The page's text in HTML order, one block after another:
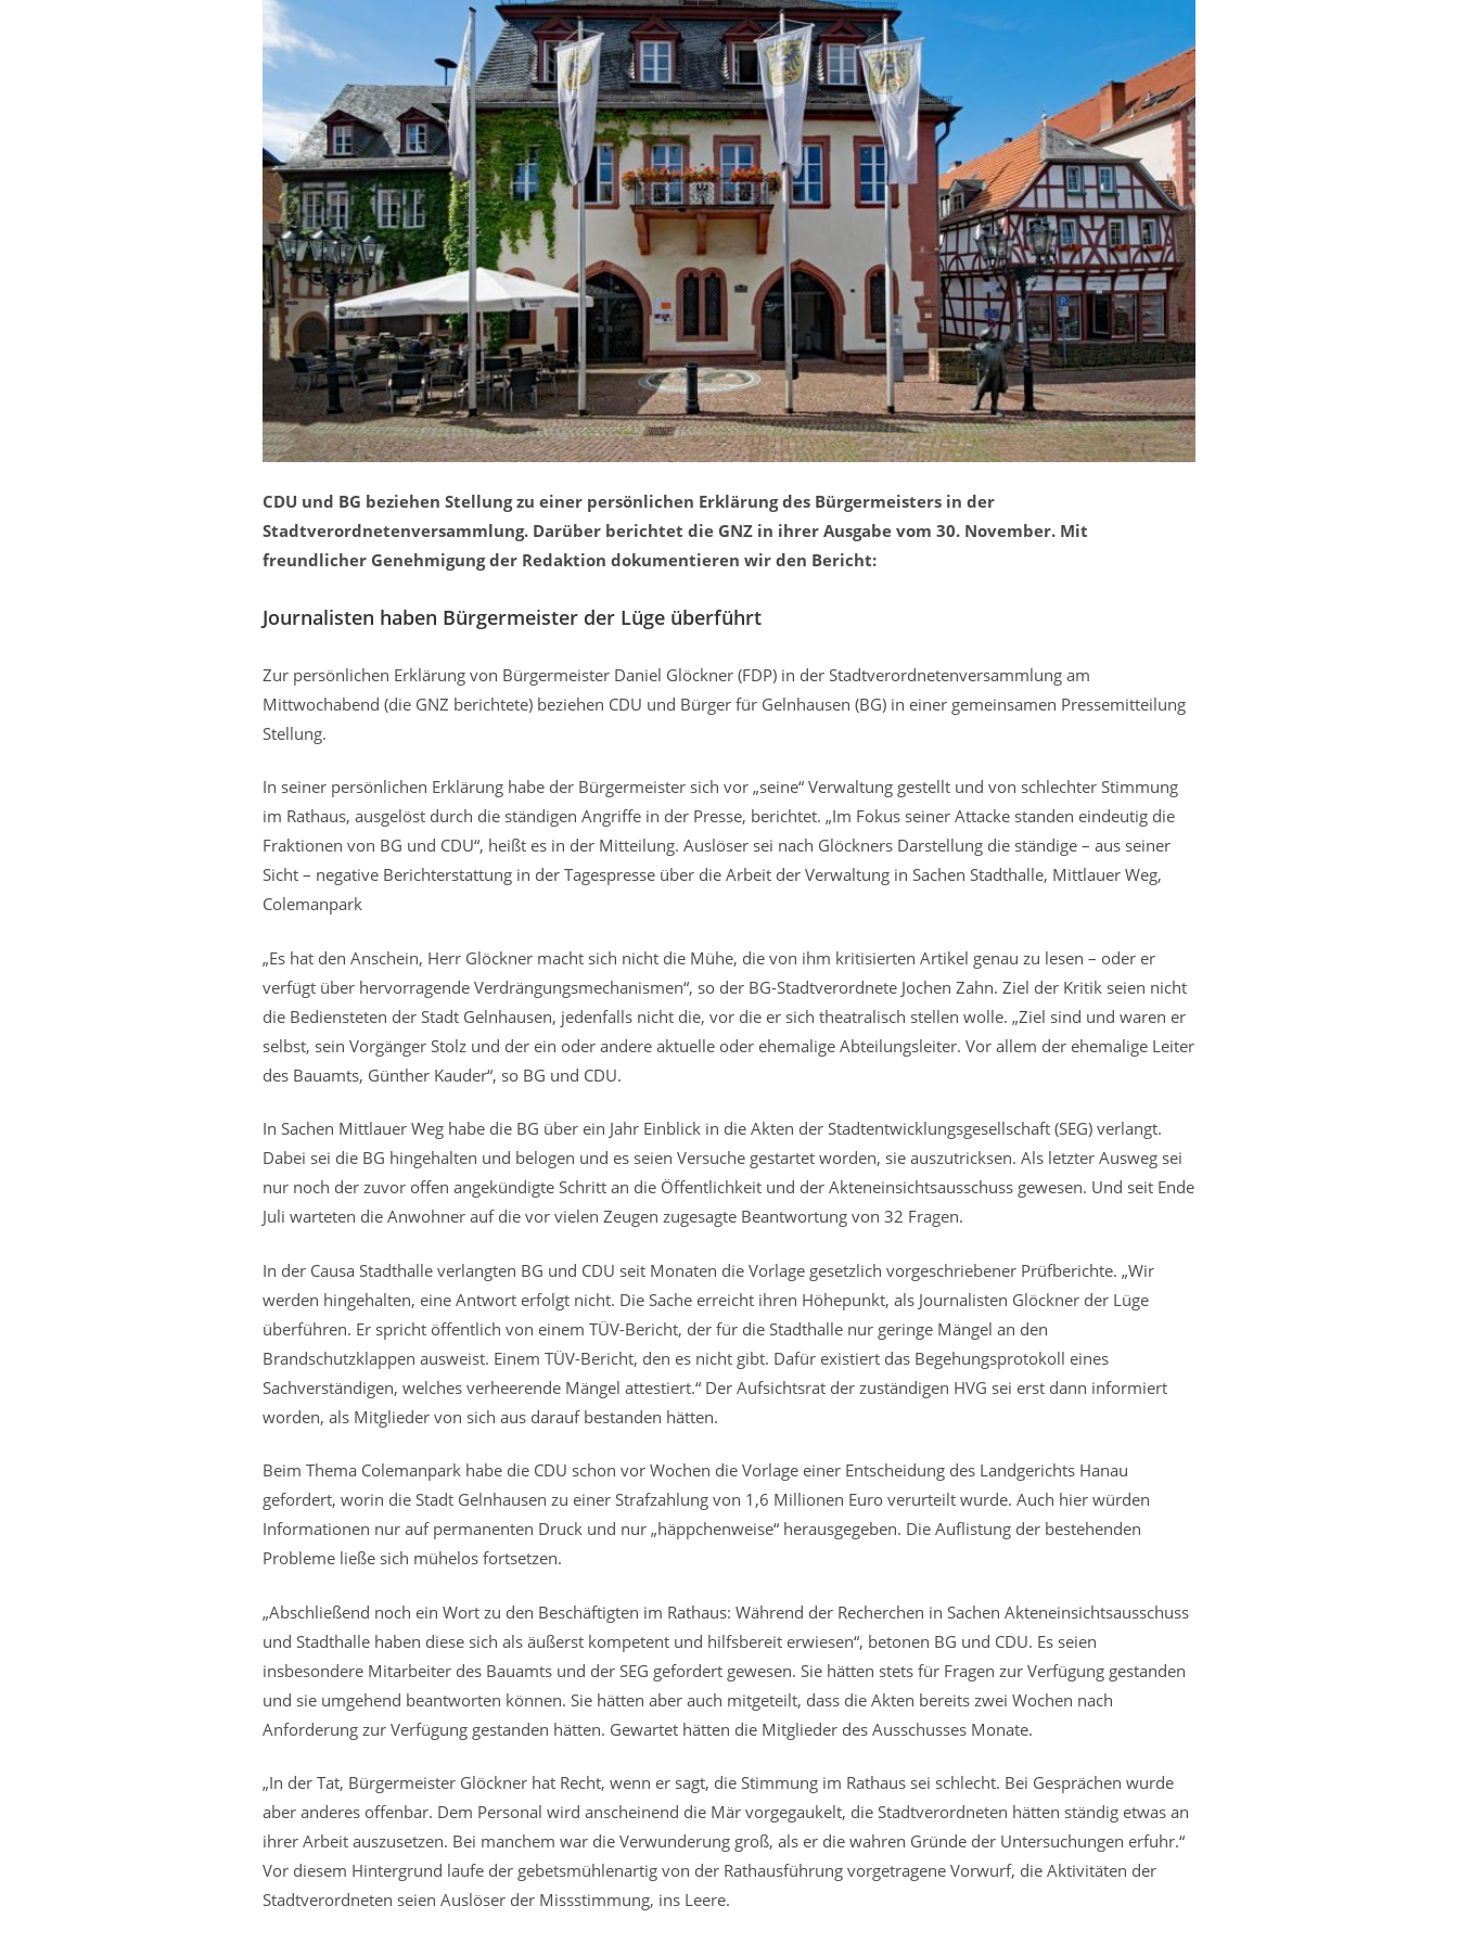
CDU und BG beziehen Stellung zu einer persönlichen Erklärung des Bürgermeisters in der
Stadtverordnetenversammlung. Darüber berichtet die GNZ in ihrer Ausgabe vom 30. November. Mit
freundlicher Genehmigung der Redaktion dokumentieren wir den Bericht:
Journalisten haben Bürgermeister der Lüge überführt
Zur persönlichen Erklärung von Bürgermeister Daniel Glöckner (FDP) in der Stadtverordnetenversammlung am
Mittwochabend (die GNZ berichtete) beziehen CDU und Bürger für Gelnhausen (BG) in einer gemeinsamen Pressemitteilung
Stellung.
In seiner persönlichen Erklärung habe der Bürgermeister sich vor „seine“ Verwaltung gestellt und von schlechter Stimmung
im Rathaus, ausgelöst durch die ständigen Angriffe in der Presse, berichtet. „Im Fokus seiner Attacke standen eindeutig die
Fraktionen von BG und CDU“, heißt es in der Mitteilung. Auslöser sei nach Glöckners Darstellung die ständige – aus seiner
Sicht – negative Berichterstattung in der Tagespresse über die Arbeit der Verwaltung in Sachen Stadthalle, Mittlauer Weg,
Colemanpark
„Es hat den Anschein, Herr Glöckner macht sich nicht die Mühe, die von ihm kritisierten Artikel genau zu lesen – oder er
verfügt über hervorragende Verdrängungsmechanismen“, so der BG-Stadtverordnete Jochen Zahn. Ziel der Kritik seien nicht
die Bediensteten der Stadt Gelnhausen, jedenfalls nicht die, vor die er sich theatralisch stellen wolle. „Ziel sind und waren er
selbst, sein Vorgänger Stolz und der ein oder andere aktuelle oder ehemalige Abteilungsleiter. Vor allem der ehemalige Leiter
des Bauamts, Günther Kauder“, so BG und CDU.
In Sachen Mittlauer Weg habe die BG über ein Jahr Einblick in die Akten der Stadtentwicklungsgesellschaft (SEG) verlangt.
Dabei sei die BG hingehalten und belogen und es seien Versuche gestartet worden, sie auszutricksen. Als letzter Ausweg sei
nur noch der zuvor offen angekündigte Schritt an die Öffentlichkeit und der Akteneinsichtsausschuss gewesen. Und seit Ende
Juli warteten die Anwohner auf die vor vielen Zeugen zugesagte Beantwortung von 32 Fragen.
In der Causa Stadthalle verlangten BG und CDU seit Monaten die Vorlage gesetzlich vorgeschriebener Prüfberichte. „Wir
werden hingehalten, eine Antwort erfolgt nicht. Die Sache erreicht ihren Höhepunkt, als Journalisten Glöckner der Lüge
überführen. Er spricht öffentlich von einem TÜV-Bericht, der für die Stadthalle nur geringe Mängel an den
Brandschutzklappen ausweist. Einem TÜV-Bericht, den es nicht gibt. Dafür existiert das Begehungsprotokoll eines
Sachverständigen, welches verheerende Mängel attestiert.“ Der Aufsichtsrat der zuständigen HVG sei erst dann informiert
worden, als Mitglieder von sich aus darauf bestanden hätten.
Beim Thema Colemanpark habe die CDU schon vor Wochen die Vorlage einer Entscheidung des Landgerichts Hanau
gefordert, worin die Stadt Gelnhausen zu einer Strafzahlung von 1,6 Millionen Euro verurteilt wurde. Auch hier würden
Informationen nur auf permanenten Druck und nur „häppchenweise“ herausgegeben. Die Auflistung der bestehenden
Probleme ließe sich mühelos fortsetzen.
„Abschließend noch ein Wort zu den Beschäftigten im Rathaus: Während der Recherchen in Sachen Akteneinsichtsausschuss
und Stadthalle haben diese sich als äußerst kompetent und hilfsbereit erwiesen“, betonen BG und CDU. Es seien
insbesondere Mitarbeiter des Bauamts und der SEG gefordert gewesen. Sie hätten stets für Fragen zur Verfügung gestanden
und sie umgehend beantworten können. Sie hätten aber auch mitgeteilt, dass die Akten bereits zwei Wochen nach
Anforderung zur Verfügung gestanden hätten. Gewartet hätten die Mitglieder des Ausschusses Monate.
„In der Tat, Bürgermeister Glöckner hat Recht, wenn er sagt, die Stimmung im Rathaus sei schlecht. Bei Gesprächen wurde
aber anderes offenbar. Dem Personal wird anscheinend die Mär vorgegaukelt, die Stadtverordneten hätten ständig etwas an
ihrer Arbeit auszusetzen. Bei manchem war die Verwunderung groß, als er die wahren Gründe der Untersuchungen erfuhr.“
Vor diesem Hintergrund laufe der gebetsmühlenartig von der Rathausführung vorgetragene Vorwurf, die Aktivitäten der
Stadtverordneten seien Auslöser der Missstimmung, ins Leere.